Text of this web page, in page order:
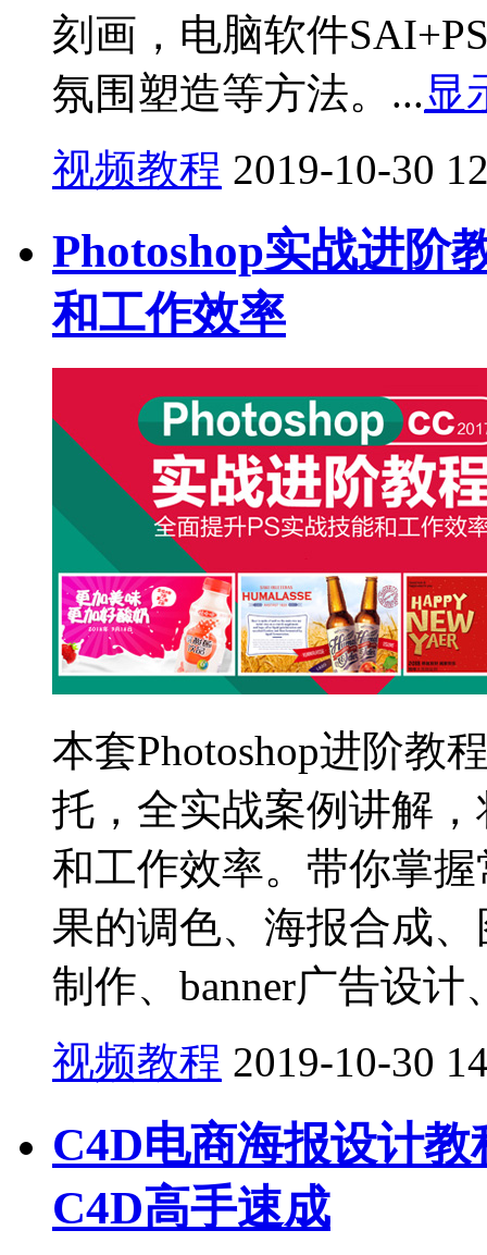
刻画，电脑软件
氛围塑造等方法。...显
视频教程 2019-10-30
Photoshop实战进阶
和工作效率
本套Photoshop进阶教
托，全实战案例讲解
和工作效率。带你掌
果的调色、海报合成
制作、banner广告设计
视频教程 2019-10-30
C4D电商海报设计
C4D高手速成